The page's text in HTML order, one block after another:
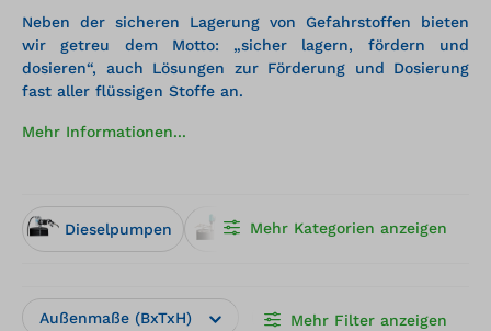
Neben der sicheren Lagerung von Gefahrstoffen bieten
wir getreu dem Motto: „sicher lagern, fördern und
dosieren“, auch Lösungen zur Förderung und Dosierung
fast aller flüssigen Stoffe an.
Mehr Informationen...
Mehr Kategorien anzeigen
Dieselpumpen Fass- und IBC-Pumpen
Mehr Filter anzeigen
Außenmaße (BxTxH) Hersteller